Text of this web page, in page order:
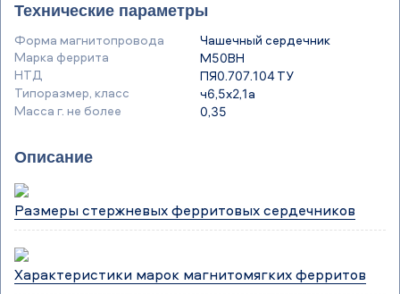
Технические параметры
Форма магнитопровода
Чашечный сердечник
Марка феррита
М50ВН
НТД
ПЯ0.707.104 ТУ
Типоразмер, класс
ч6,5х2,1а
Масса г. не более
0,35
Описание
Размеры стержневых ферритовых сердечников
Характеристики марок магнитомягких ферритов